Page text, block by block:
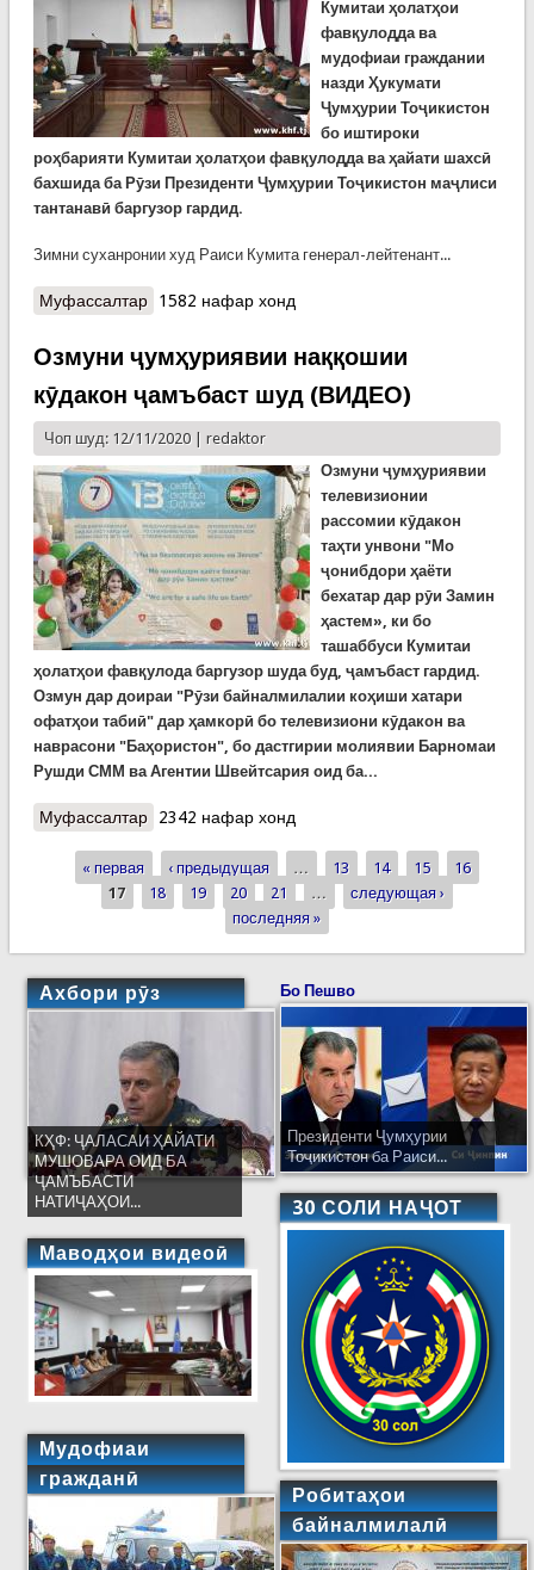
Кумитаи ҳолатҳои
фавқулодда ва
мудофиаи граждании
назди Ҳукумати
Ҷумҳурии Тоҷикистон
бо иштироки
роҳбарияти Кумитаи ҳолатҳои фавқулодда ва ҳайати шахсӣ
бахшида ба Рӯзи Президенти Ҷумҳурии Тоҷикистон маҷлиси
тантанавӣ баргузор гардид.
Зимни суханронии худ Раиси Кумита генерал-лейтенант...
Муфассалтаро Дар Кумитаи ҳолатҳои фавқулодда ба
Тоҷикистон маҷлиси тантанавӣ доир шуд
1582 нафар хонд
Озмуни ҷумҳуриявии наққошии
кӯдакон ҷамъбаст шуд (ВИДЕО)
Чоп шуд: 12/11/2020 | redaktor
Озмуни ҷумҳуриявии
телевизионии
рассомии кӯдакон
таҳти унвони "Мо
ҷонибдори ҳаёти
бехатар дар рӯи Замин
ҳастем», ки бо
ташаббуси Кумитаи
ҳолатҳои фавқулода баргузор шуда буд, ҷамъбаст гардид.
Озмун дар доираи "Рӯзи байналмилалии коҳиши хатари
офатҳои табиӣ" дар ҳамкорӣ бо телевизиони кӯдакон ва
наврасони "Баҳористон", бо дастгирии молиявии Барномаи
Рушди СММ ва Агентии Швейтсария оид ба...
Муфассалтаро Озмуни ҷумҳуриявии наққошии кӯдакон
2342 нафар хонд
Страницы
« первая ‹ предыдущая … 13 14 15
16
17
18 19 20 21 …
следующая ›
последняя »
Ахбори рӯз
КҲФ: ҶАЛАСАИ ҲАЙАТИ
МУШОВАРА ОИД БА
ҶАМЪБАСТИ
НАТИҶАҲОИ...
Маводҳои видеоӣ
Мудофиаи
гражданӣ
Бо Пешво
Президенти Ҷумҳурии
Тоҷикистон ба Раиси...
30 СОЛИ НАҶОТ
Робитаҳои
байналмилалӣ